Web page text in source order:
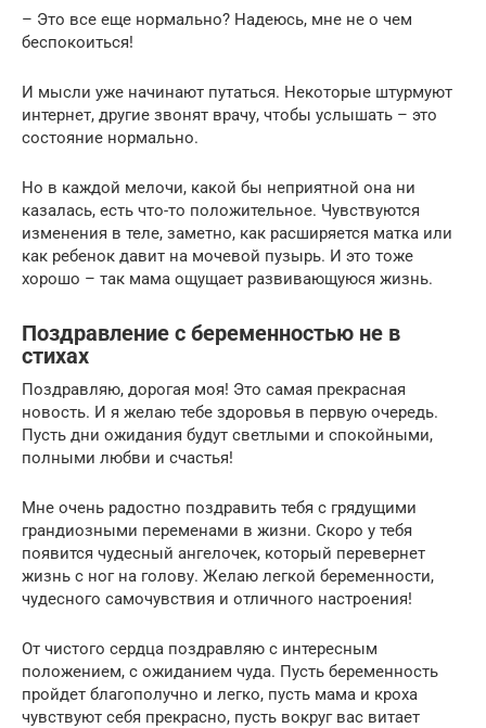
– Это все еще нормально? Надеюсь, мне не о чем
беспокоиться!
И мысли уже начинают путаться. Некоторые штурмуют
интернет, другие звонят врачу, чтобы услышать – это
состояние нормально.
Но в каждой мелочи, какой бы неприятной она ни
казалась, есть что-то положительное. Чувствуются
изменения в теле, заметно, как расширяется матка или
как ребенок давит на мочевой пузырь. И это тоже
хорошо – так мама ощущает развивающуюся жизнь.
Поздравление с беременностью не в
стихах
Поздравляю, дорогая моя! Это самая прекрасная
новость. И я желаю тебе здоровья в первую очередь.
Пусть дни ожидания будут светлыми и спокойными,
полными любви и счастья!
Мне очень радостно поздравить тебя с грядущими
грандиозными переменами в жизни. Скоро у тебя
появится чудесный ангелочек, который перевернет
жизнь с ног на голову. Желаю легкой беременности,
чудесного самочувствия и отличного настроения!
От чистого сердца поздравляю с интересным
положением, с ожиданием чуда. Пусть беременность
пройдет благополучно и легко, пусть мама и кроха
чувствуют себя прекрасно, пусть вокруг вас витает